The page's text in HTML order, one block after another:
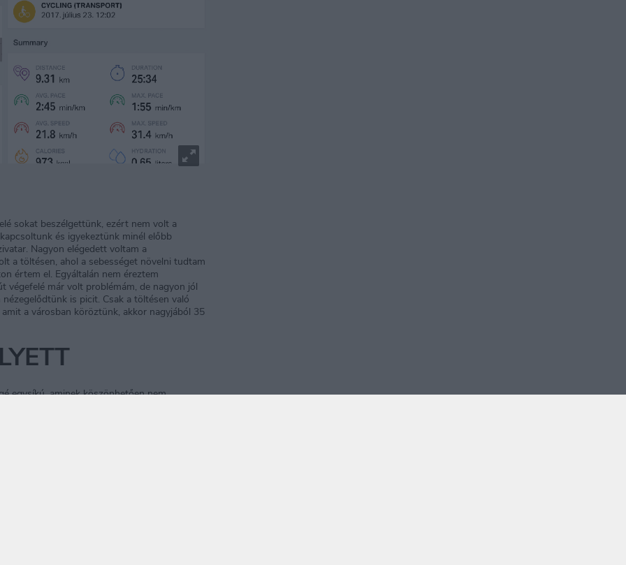
sokat beszélgettünk, ezért nem volt a
és igyekeztünk minél előbb
Nagyon elégedett voltam a
a töltésen, ahol a sebességet növelni tudtam
értem el. Egyáltalán nem éreztem
végefelé már volt problémám, de nagyon jól
is picit. Csak a töltésen való
a városban köröztünk, akkor nagyjából 35
egysíkú, aminek köszönhetően nem